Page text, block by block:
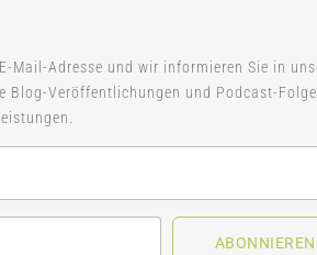
Mail-Adresse und wir informieren Sie in
Blog-Veröffentlichungen und Podcast-
ABONNIEREN